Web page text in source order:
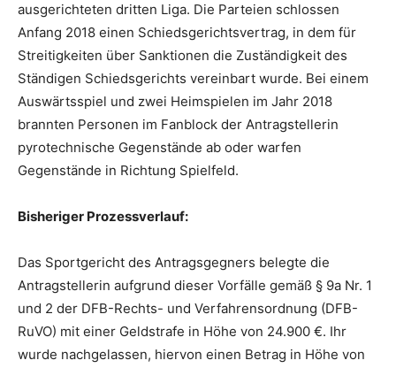
ausgerichteten dritten Liga. Die Parteien schlossen
Anfang 2018 einen Schiedsgerichtsvertrag, in dem für
Streitigkeiten über Sanktionen die Zuständigkeit des
Ständigen Schiedsgerichts vereinbart wurde. Bei einem
Auswärtsspiel und zwei Heimspielen im Jahr 2018
brannten Personen im Fanblock der Antragstellerin
pyrotechnische Gegenstände ab oder warfen
Gegenstände in Richtung Spielfeld.
Bisheriger Prozessverlauf:
Das Sportgericht des Antragsgegners belegte die
Antragstellerin aufgrund dieser Vorfälle gemäß § 9a Nr. 1
und 2 der DFB-Rechts- und Verfahrensordnung (DFB-
RuVO) mit einer Geldstrafe in Höhe von 24.900 €. Ihr
wurde nachgelassen, hiervon einen Betrag in Höhe von